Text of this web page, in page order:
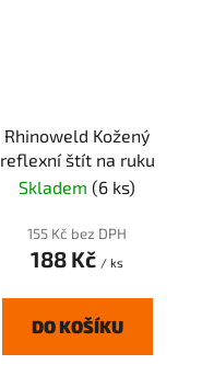
Rhinoweld Kožený
reflexní štít na ruku
Skladem (6 ks)
155 Kč bez DPH
188 Kč / ks
DO KOŠÍKU